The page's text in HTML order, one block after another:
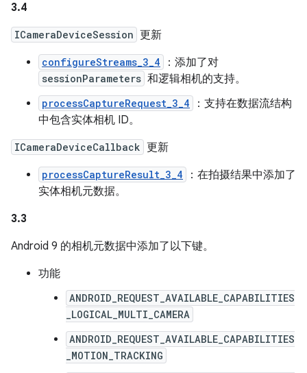
3.4
ICameraDeviceSession 更新
configureStreams_3_4 ：添加了对
sessionParameters 和逻辑相机的支持。
processCaptureRequest_3_4
：支持在数据流结构
中包含实体相机 ID。
ICameraDeviceCallback 更新
processCaptureResult_3_4
：在拍摄结果中添加了
实体相机元数据。
3.3
Android 9 的相机元数据中添加了以下键。
功能
ANDROID_REQUEST_AVAILABLE_CAPABILITIES
_LOGICAL_MULTI_CAMERA
ANDROID_REQUEST_AVAILABLE_CAPABILITIES
_MOTION_TRACKING